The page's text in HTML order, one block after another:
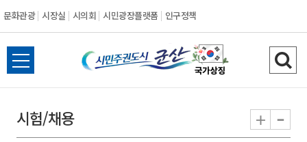
문화관광 시장실 시의회 시민광장플랫폼 인구정책
시
민
전
체
뉴
열
검
색
기
시험/채용 + -